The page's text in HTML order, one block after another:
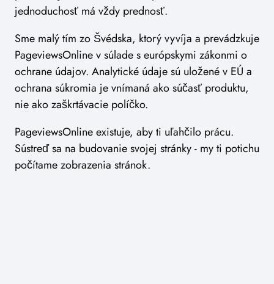
jednoduchosť má vždy prednosť.
Sme malý tím zo Švédska, ktorý vyvíja a prevádzkuje
PageviewsOnline v súlade s európskymi zákonmi o
ochrane údajov. Analytické údaje sú uložené v EÚ a
ochrana súkromia je vnímaná ako súčasť produktu,
nie ako zaškrtávacie políčko.
PageviewsOnline existuje, aby ti uľahčilo prácu.
Sústreď sa na budovanie svojej stránky - my ti potichu
počítame zobrazenia stránok.